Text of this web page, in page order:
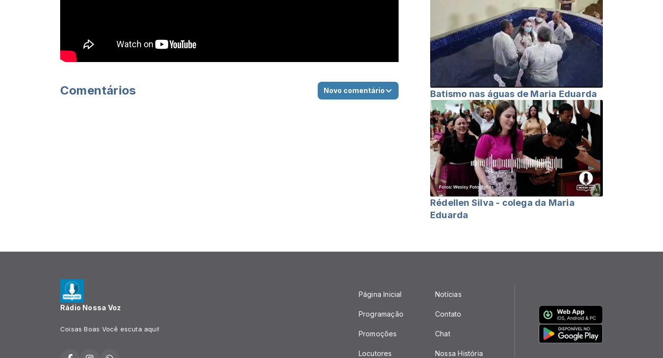
Batismo nas águas de Maria Eduarda
Rédellen Silva - colega da Maria
Eduarda
Comentários Novo comentário
Rádio Nossa Voz
Coisas Boas Você escuta aqui!
Página Inicial
Programação
Promoções
Locutores
Notícias
Contato
Chat
Nossa História